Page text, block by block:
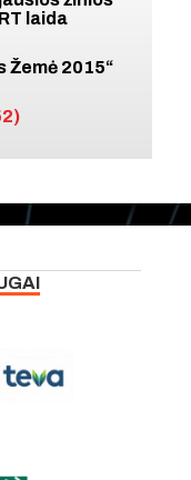
laida
Žemė 2015“